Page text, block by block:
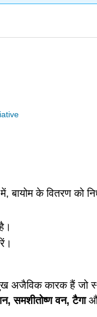
के वितरण को
अजैविक कारक हैं
समशीतोष्ण वन, टैगा